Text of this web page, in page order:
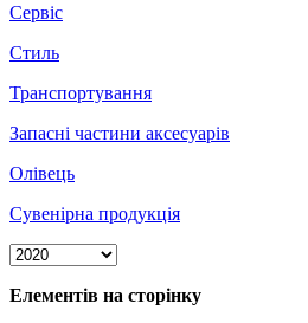
Сервіс
Стиль
Транспортування
Запасні частини аксесуарів
Олівець
Сувенірна продукція
Елементів на сторінку